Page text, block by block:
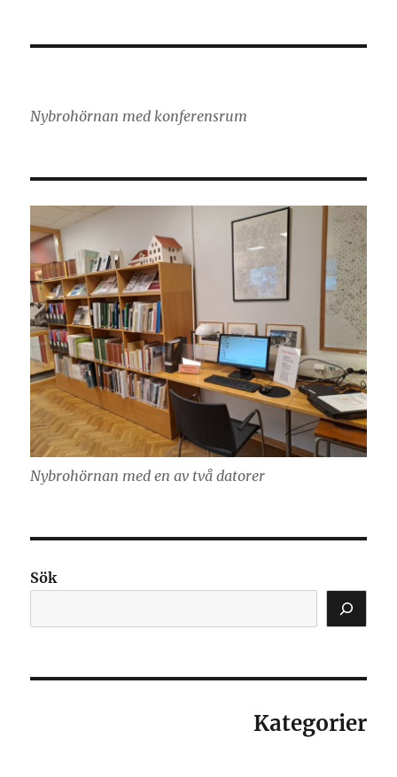
Nybrohörnan med konferensrum
Nybrohörnan med en av två datorer
Sök
Kategorier